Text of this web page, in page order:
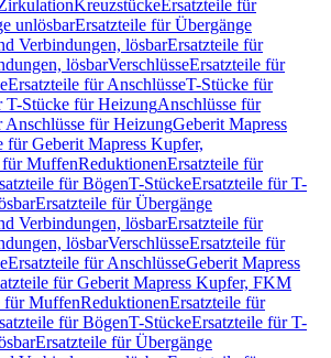
KreuzstückeErsatzteile für
unlösbarErsatzteile für Übergänge
Verbindungen, lösbarErsatzteile für
lösbarVerschlüsseErsatzteile für
Ersatzteile für AnschlüsseT-Stücke für
T-Stücke für HeizungAnschlüsse für
Anschlüsse für HeizungGeberit Mapress
für Geberit Mapress Kupfer,
für MuffenReduktionenErsatzteile für
für BögenT-StückeErsatzteile für T-
Ersatzteile für Übergänge
Verbindungen, lösbarErsatzteile für
lösbarVerschlüsseErsatzteile für
Ersatzteile für AnschlüsseGeberit Mapress
für Geberit Mapress Kupfer, FKM
für MuffenReduktionenErsatzteile für
für BögenT-StückeErsatzteile für T-
Ersatzteile für Übergänge